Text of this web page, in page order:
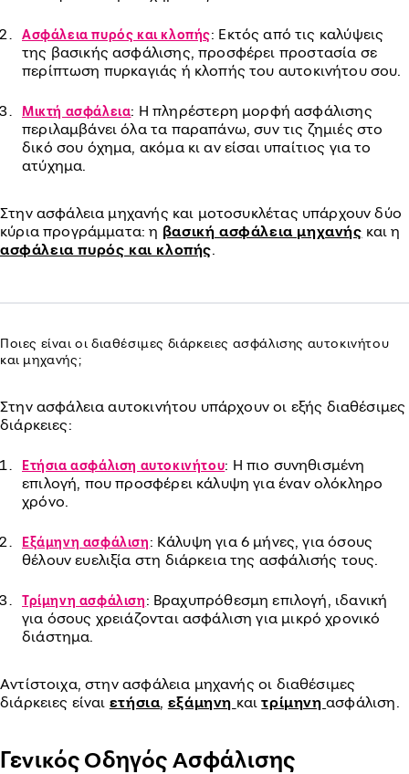
Ασφάλεια πυρός και κλοπής: Εκτός από τις καλύψεις
της βασικής ασφάλισης, προσφέρει προστασία σε
περίπτωση πυρκαγιάς ή κλοπής του αυτοκινήτου σου.
Μικτή ασφάλεια: Η πληρέστερη μορφή ασφάλισης
περιλαμβάνει όλα τα παραπάνω, συν τις ζημιές στο
δικό σου όχημα, ακόμα κι αν είσαι υπαίτιος για το
ατύχημα.
Στην ασφάλεια μηχανής και μοτοσυκλέτας υπάρχουν δύο
κύρια προγράμματα: η βασική ασφάλεια μηχανής και η
ασφάλεια πυρός και κλοπής.
Ποιες είναι οι διαθέσιμες διάρκειες ασφάλισης αυτοκινήτου
και μηχανής;
Στην ασφάλεια αυτοκινήτου υπάρχουν οι εξής διαθέσιμες
διάρκειες:
Ετήσια ασφάλιση αυτοκινήτου: Η πιο συνηθισμένη
επιλογή, που προσφέρει κάλυψη για έναν ολόκληρο
χρόνο.
Εξάμηνη ασφάλιση: Κάλυψη για 6 μήνες, για όσους
θέλουν ευελιξία στη διάρκεια της ασφάλισής τους.
Τρίμηνη ασφάλιση: Βραχυπρόθεσμη επιλογή, ιδανική
για όσους χρειάζονται ασφάλιση για μικρό χρονικό
διάστημα.
Αντίστοιχα, στην ασφάλεια μηχανής οι διαθέσιμες
διάρκειες είναι ετήσια, εξάμηνη καιτρίμηνηασφάλιση.
Γενικός Οδηγός Ασφάλισης